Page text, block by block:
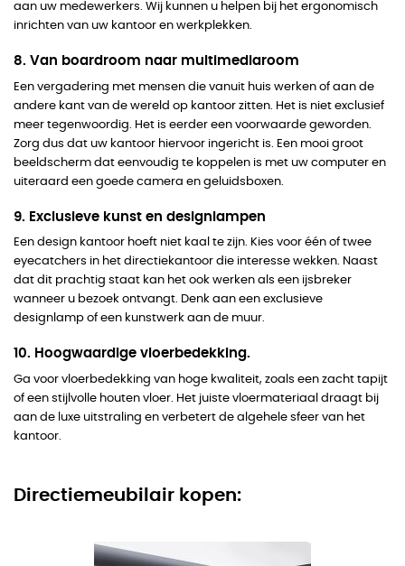
aan uw medewerkers. Wij kunnen u helpen bij het ergonomisch
inrichten van uw kantoor en werkplekken.
8. Van boardroom naar multimediaroom
Een vergadering met mensen die vanuit huis werken of aan de
andere kant van de wereld op kantoor zitten. Het is niet exclusief
meer tegenwoordig. Het is eerder een voorwaarde geworden.
Zorg dus dat uw kantoor hiervoor ingericht is. Een mooi groot
beeldscherm dat eenvoudig te koppelen is met uw computer en
uiteraard een goede camera en geluidsboxen.
9. Exclusieve kunst en designlampen
Een design kantoor hoeft niet kaal te zijn. Kies voor één of twee
eyecatchers in het directiekantoor die interesse wekken. Naast
dat dit prachtig staat kan het ook werken als een ijsbreker
wanneer u bezoek ontvangt. Denk aan een exclusieve
designlamp of een kunstwerk aan de muur.
10. Hoogwaardige vloerbedekking.
Ga voor vloerbedekking van hoge kwaliteit, zoals een zacht tapijt
of een stijlvolle houten vloer. Het juiste vloermateriaal draagt bij
aan de luxe uitstraling en verbetert de algehele sfeer van het
kantoor.
Directiemeubilair kopen: